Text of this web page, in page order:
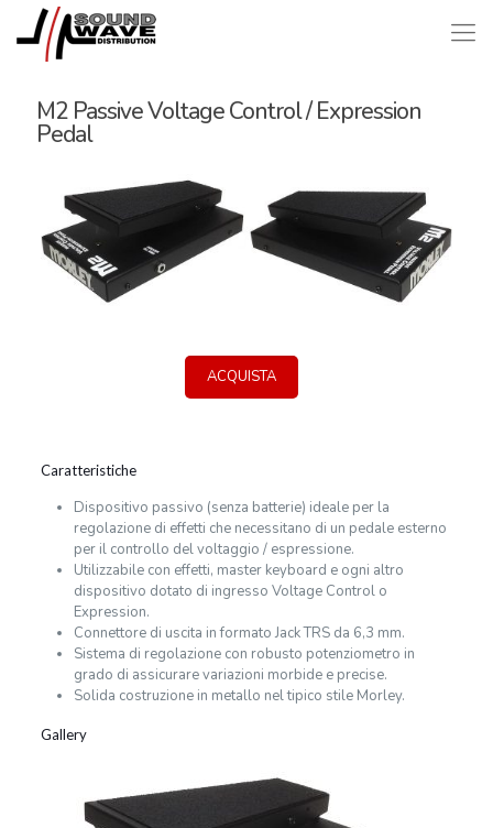
M2 Passive Voltage Control / Expression
Pedal
ACQUISTA
Caratteristiche
Dispositivo passivo (senza batterie) ideale per la
regolazione di effetti che necessitano di un pedale esterno
per il controllo del voltaggio / espressione.
Utilizzabile con effetti, master keyboard e ogni altro
dispositivo dotato di ingresso Voltage Control o
Expression.
Connettore di uscita in formato Jack TRS da 6,3 mm.
Sistema di regolazione con robusto potenziometro in
grado di assicurare variazioni morbide e precise.
Solida costruzione in metallo nel tipico stile Morley.
Gallery